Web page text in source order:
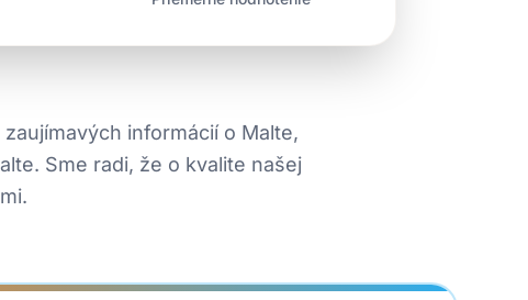
informácií o Malte,
Sme radi, že o kvalite našej